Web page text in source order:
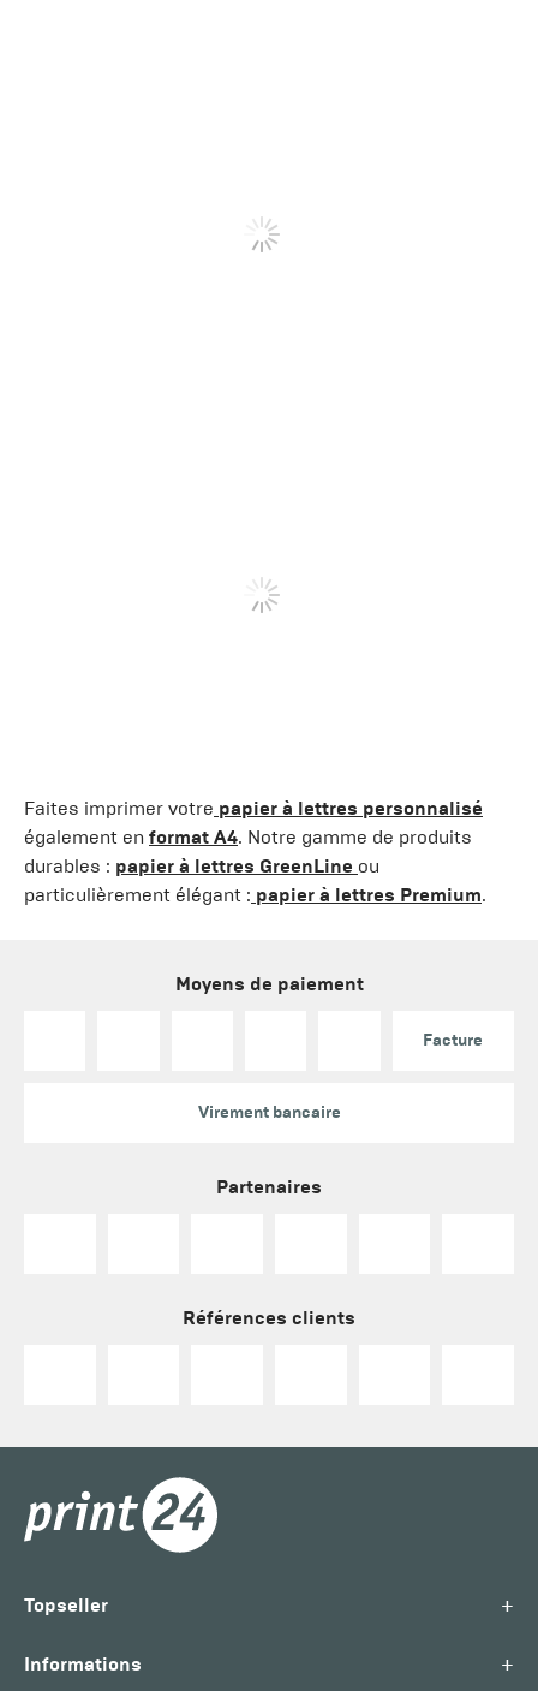
Faites imprimer votre papier à lettres personnalisé
également en format A4. Notre gamme de produits
durables : papier à lettres GreenLine ou
particulièrement élégant : papier à lettres Premium.
Moyens de paiement
Facture
Virement bancaire
Partenaires
Références clients
Topseller +
Informations +